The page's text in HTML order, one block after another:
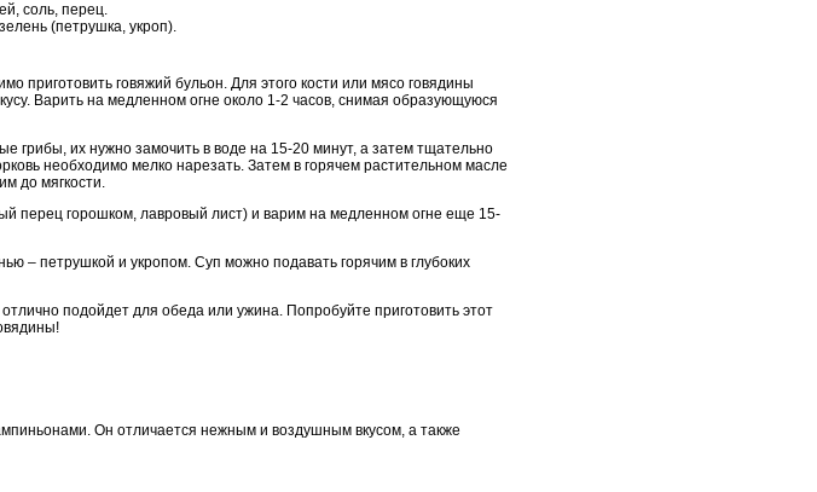
соль, перец.
(петрушка, укроп).
приготовить говяжий бульон. Для этого кости или мясо говядины
Варить на медленном огне около 1-2 часов, снимая образующуюся
грибы, их нужно замочить в воде на 15-20 минут, а затем тщательно
необходимо мелко нарезать. Затем в горячем растительном масле
до мягкости.
перец горошком, лавровый лист) и варим на медленном огне еще 15-
– петрушкой и укропом. Суп можно подавать горячим в глубоких
подойдет для обеда или ужина. Попробуйте приготовить этот
Он отличается нежным и воздушным вкусом, а также